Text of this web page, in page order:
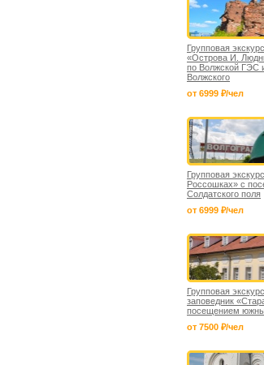
Групповая
«Острова И.
по Волжской ГЭС
Волжского
от 6999 ₽/чел
Групповая
Россошках» с
Солдатского поля
от 6999 ₽/чел
Групповая
заповедник
посещением
от 7500 ₽/чел